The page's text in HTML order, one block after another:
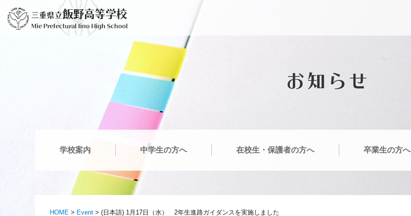
content
三重県立飯野高等学校
Mie Prefectural Iino High School
お知らせ
学校案内 中学生の方へ 在校生・保護者の方へ 卒業生の方へ
HOME > Event > (日本語) 1月17日（水） 2年生進路ガイダンスを実施しました